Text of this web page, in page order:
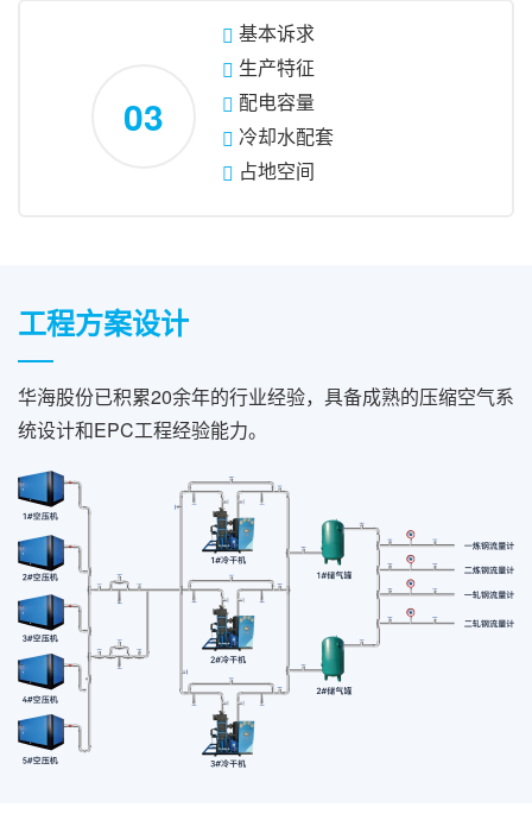
03
基本诉求
生产特征
配电容量
冷却水配套
占地空间
工程方案设计
华海股份已积累20余年的行业经验，具备成熟的压缩空气系
统设计和EPC工程经验能力。